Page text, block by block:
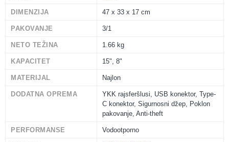
DIMENZIJA 47 x 33 x 17 cm
PAKOVANJE 3/1
NETO TEŽINA 1.66 kg
KAPACITET 15", 8"
MATERIJAL Najlon
DODATNA OPREMA
YKK rajsferšlusi, USB konektor, Type-
C konektor, Sigurnosni džep, Poklon
pakovanje, Anti-theft
PERFORMANSE Vodootporno